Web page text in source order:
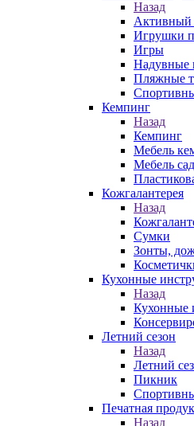
Назад
Активный
Игрушки
Игры
Надувные
Пляжные
Кемпинг
Назад
Кемпинг
Мебель
Мебель
Кожгалантерея
Назад
Сумки
Зонты,
Кухонные
Назад
Кухонные
Летний сезон
Назад
Летний
Пикник
Печатная
Назад